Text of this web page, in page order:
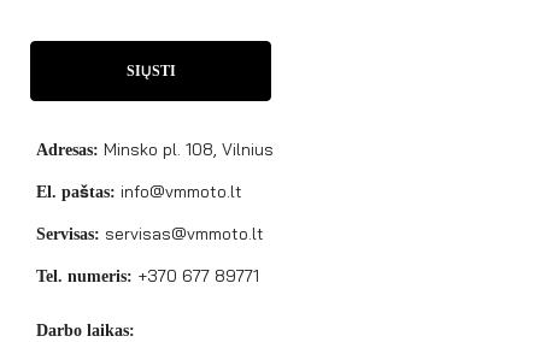
Adresas: Minsko pl. 108, Vilnius
El. paštas: info@vmmoto.lt
Servisas: servisas@vmmoto.lt
Tel. numeris: +370 677 89771
Darbo laikas: